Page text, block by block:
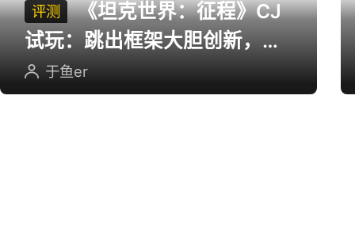
评测
《坦克世界：征程》CJ
试玩：跳出框架大胆创新，用
英雄射击重塑坦克对战
于鱼er